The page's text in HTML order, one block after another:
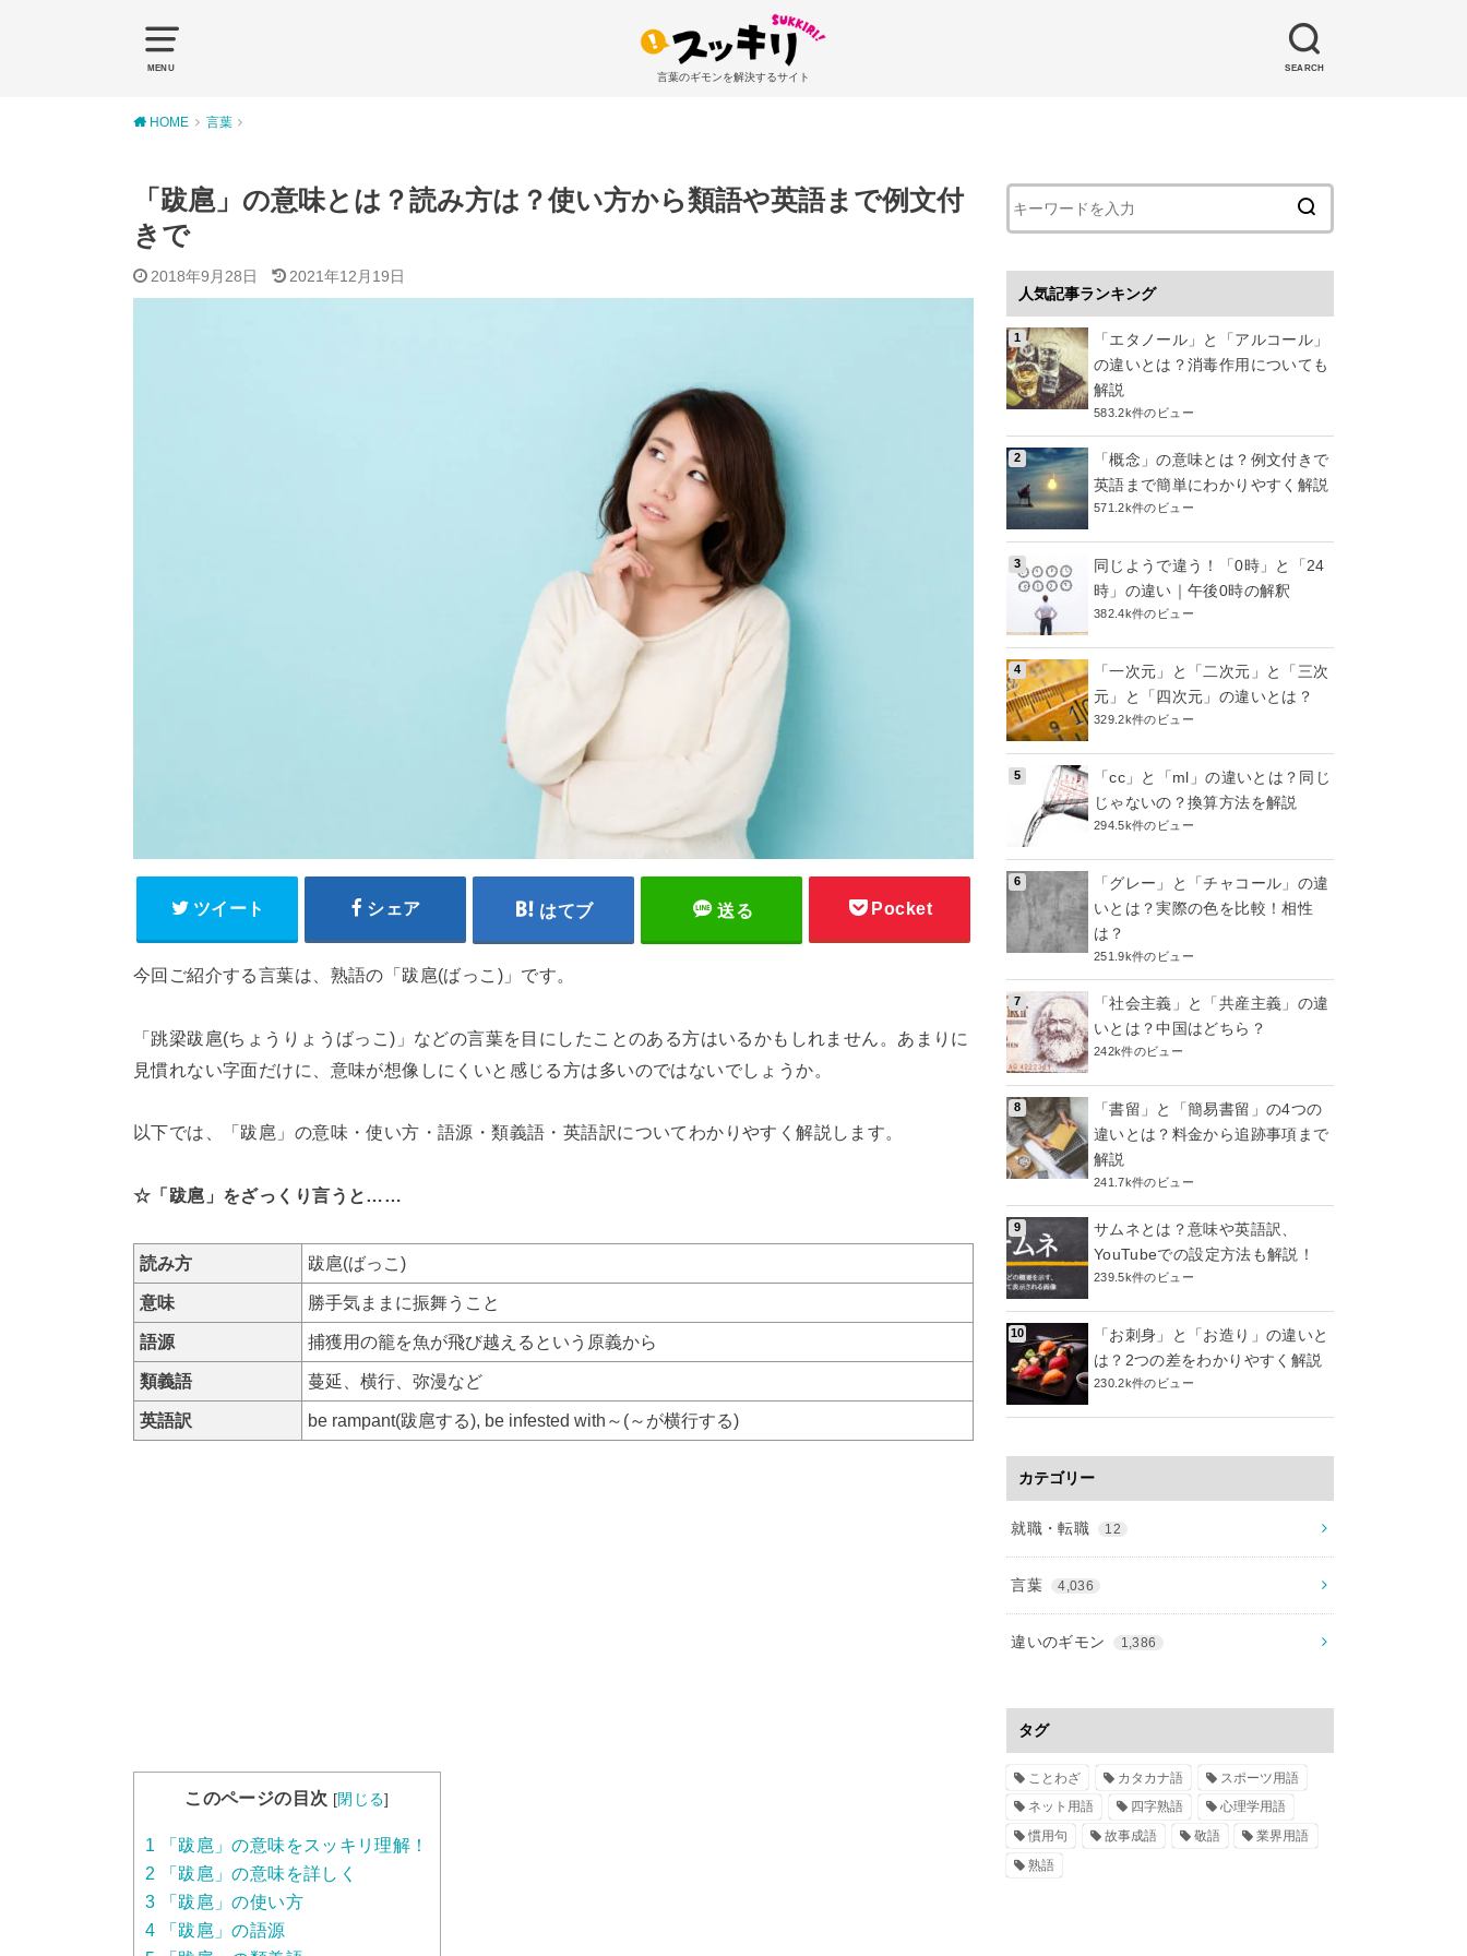
MENU SEARCH
言葉のギモンを解決するサイト
HOME 言葉
「跋扈」の意味とは？読み方は？使い方から類語や英語まで例文付
きで
2018年9月28日 2021年12月19日
ツイート シェア はてブ 送る Pocket
今回ご紹介する言葉は、熟語の「跋扈(ばっこ)」です。
「跳梁跋扈(ちょうりょうばっこ)」などの言葉を目にしたことのある方はいるかもしれません。あまりに
見慣れない字面だけに、意味が想像しにくいと感じる方は多いのではないでしょうか。
以下では、「跋扈」の意味・使い方・語源・類義語・英語訳についてわかりやすく解説します。
☆「跋扈」をざっくり言うと……
読み方 跋扈(ばっこ)
意味 勝手気ままに振舞うこと
語源 捕獲用の籠を魚が飛び越えるという原義から
類義語 蔓延、横行、弥漫など
英語訳 be rampant(跋扈する), be infested with～(～が横行する)
このページの目次 [閉じる]
1 「跋扈」の意味をスッキリ理解！
2 「跋扈」の意味を詳しく
3 「跋扈」の使い方
4 「跋扈」の語源
人気記事ランキング
「エタノール」と「アルコール」
の違いとは？消毒作用についても
解説
583.2k件のビュー
「概念」の意味とは？例文付きで
英語まで簡単にわかりやすく解説
571.2k件のビュー
同じようで違う！「0時」と「24
時」の違い｜午後0時の解釈
382.4k件のビュー
「一次元」と「二次元」と「三次
元」と「四次元」の違いとは？
329.2k件のビュー
「cc」と「ml」の違いとは？同じ
じゃないの？換算方法を解説
294.5k件のビュー
「グレー」と「チャコール」の違
いとは？実際の色を比較！相性
は？
251.9k件のビュー
「社会主義」と「共産主義」の違
いとは？中国はどちら？
242k件のビュー
「書留」と「簡易書留」の4つの
違いとは？料金から追跡事項まで
解説
241.7k件のビュー
サムネとは？意味や英語訳、
YouTubeでの設定方法も解説！
239.5k件のビュー
「お刺身」と「お造り」の違いと
は？2つの差をわかりやすく解説
230.2k件のビュー
カテゴリー
就職・転職 12
言葉 4,036
違いのギモン 1,386
タグ
ことわざ カタカナ語
スポーツ用語
ネット用語
四字熟語
心理学用語
慣用句
故事成語 敬語
業界用語
熟語